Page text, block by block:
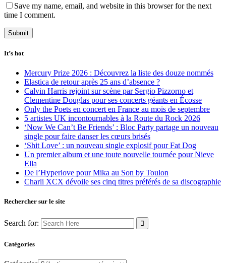
Save my name, email, and website in this browser for the next
time I comment.
It’s hot
Mercury Prize 2026 : Découvrez la liste des douze nommés
Elastica de retour après 25 ans d’absence ?
Calvin Harris rejoint sur scène par Sergio Pizzorno et
Clementine Douglas pour ses concerts géants en Écosse
Only the Poets en concert en France au mois de septembre
5 artistes UK incontournables à la Route du Rock 2026
‘Now We Can’t Be Friends’ : Bloc Party partage un nouveau
single pour faire danser les cœurs brisés
‘Shit Love’ : un nouveau single explosif pour Fat Dog
Un premier album et une toute nouvelle tournée pour Nieve
Ella
De l’Hyperlove pour Mika au Son by Toulon
Charli XCX dévoile ses cinq titres préférés de sa discographie
Rechercher sur le site
Search for:
Catégories